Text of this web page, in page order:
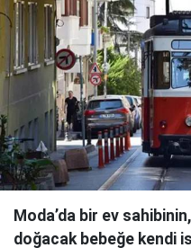
Moda’da bir ev
doğacak bebeğe kendi